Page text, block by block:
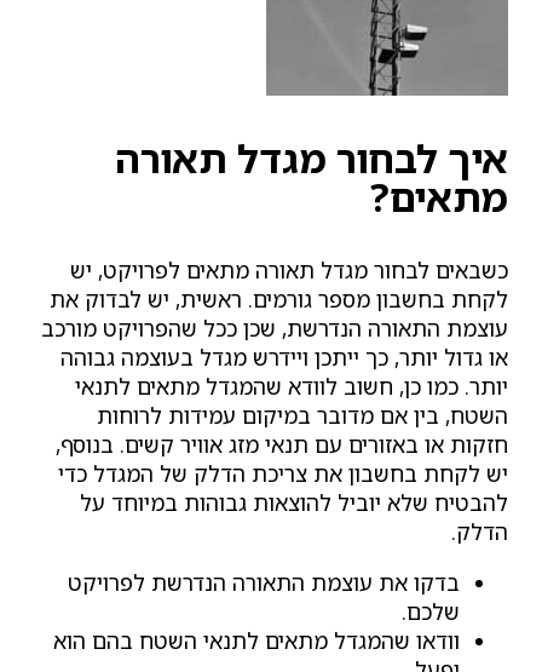
איך לבחור מגדל תאורה
מתאים?
כשבאים לבחור מגדל תאורה מתאים לפרויקט, יש
לקחת בחשבון מספר גורמים. ראשית, יש לבדוק את
עוצמת התאורה הנדרשת, שכן ככל שהפרויקט מורכב
או גדול יותר, כך ייתכן ויידרש מגדל בעוצמה גבוהה
יותר. כמו כן, חשוב לוודא שהמגדל מתאים לתנאי
השטח, בין אם מדובר במיקום עמידות לרוחות
חזקות או באזורים עם תנאי מזג אוויר קשים. בנוסף,
יש לקחת בחשבון את צריכת הדלק של המגדל כדי
להבטיח שלא יוביל להוצאות גבוהות במיוחד על
הדלק.
בדקו את עוצמת התאורה הנדרשת לפרויקט
שלכם.
וודאו שהמגדל מתאים לתנאי השטח בהם הוא